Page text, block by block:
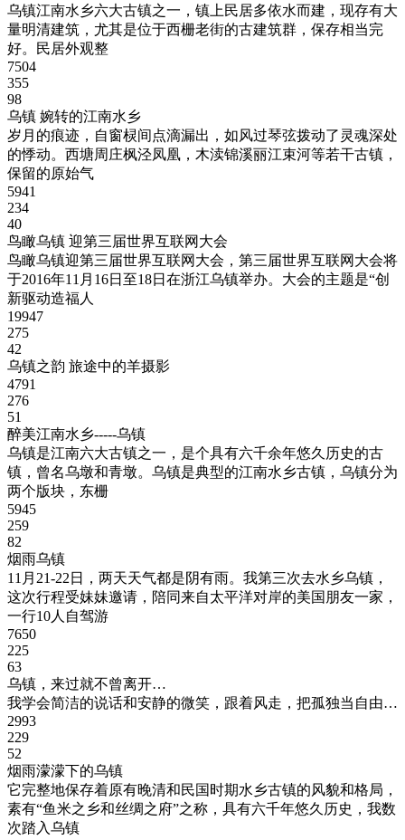
乌镇江南水乡六大古镇之一，镇上民居多依水而建，现存有大
量明清建筑，尤其是位于西栅老街的古建筑群，保存相当完
好。民居外观整
7504
355
98
乌镇 婉转的江南水乡
岁月的痕迹，自窗棂间点滴漏出，如风过琴弦拨动了灵魂深处
的悸动。西塘周庄枫泾凤凰，木渎锦溪丽江束河等若干古镇，
保留的原始气
5941
234
40
鸟瞰乌镇 迎第三届世界互联网大会
鸟瞰乌镇迎第三届世界互联网大会，第三届世界互联网大会将
于2016年11月16日至18日在浙江乌镇举办。大会的主题是“创
新驱动造福人
19947
275
42
乌镇之韵 旅途中的羊摄影
4791
276
51
醉美江南水乡-----乌镇
乌镇是江南六大古镇之一，是个具有六千余年悠久历史的古
镇，曾名乌墩和青墩。乌镇是典型的江南水乡古镇，乌镇分为
两个版块，东栅
5945
259
82
烟雨乌镇
11月21-22日，两天天气都是阴有雨。我第三次去水乡乌镇，
这次行程受妹妹邀请，陪同来自太平洋对岸的美国朋友一家，
一行10人自驾游
7650
225
63
乌镇，来过就不曾离开…
我学会简洁的说话和安静的微笑，跟着风走，把孤独当自由…
2993
229
52
烟雨濛濛下的乌镇
它完整地保存着原有晚清和民国时期水乡古镇的风貌和格局，
素有“鱼米之乡和丝绸之府”之称，具有六千年悠久历史，我数
次踏入乌镇